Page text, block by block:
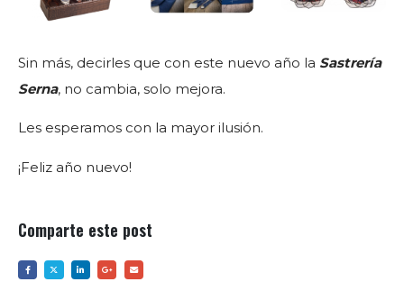
Sin más, decirles que con este nuevo año la Sastrería
Serna, no cambia, solo mejora.
Les esperamos con la mayor ilusión.
¡Feliz año nuevo!
Comparte este post